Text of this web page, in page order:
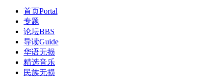
首页Portal
专题
论坛BBS
导读Guide
华语无损
精选音乐
民族无损